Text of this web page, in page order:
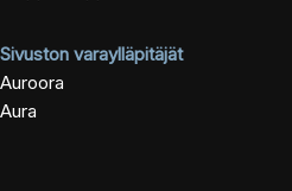
Sivuston varaylläpitäjät
Auroora
Aura